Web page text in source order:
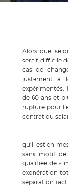
Alors que,
serait difficile
cas de
justement à
expérimentés.
de 60 ans et
rupture pour
contrat du
qu’il est en
sans motif de
qualifiée de «
exonération
séparation